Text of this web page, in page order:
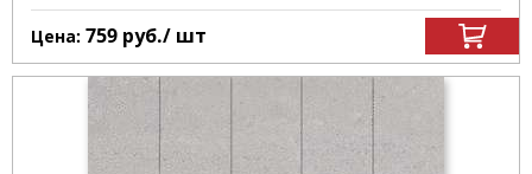
Цена: 759 руб./ шт